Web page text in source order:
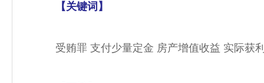
【关键词】
受贿罪 支付少量定金 房产增值收益 实际获